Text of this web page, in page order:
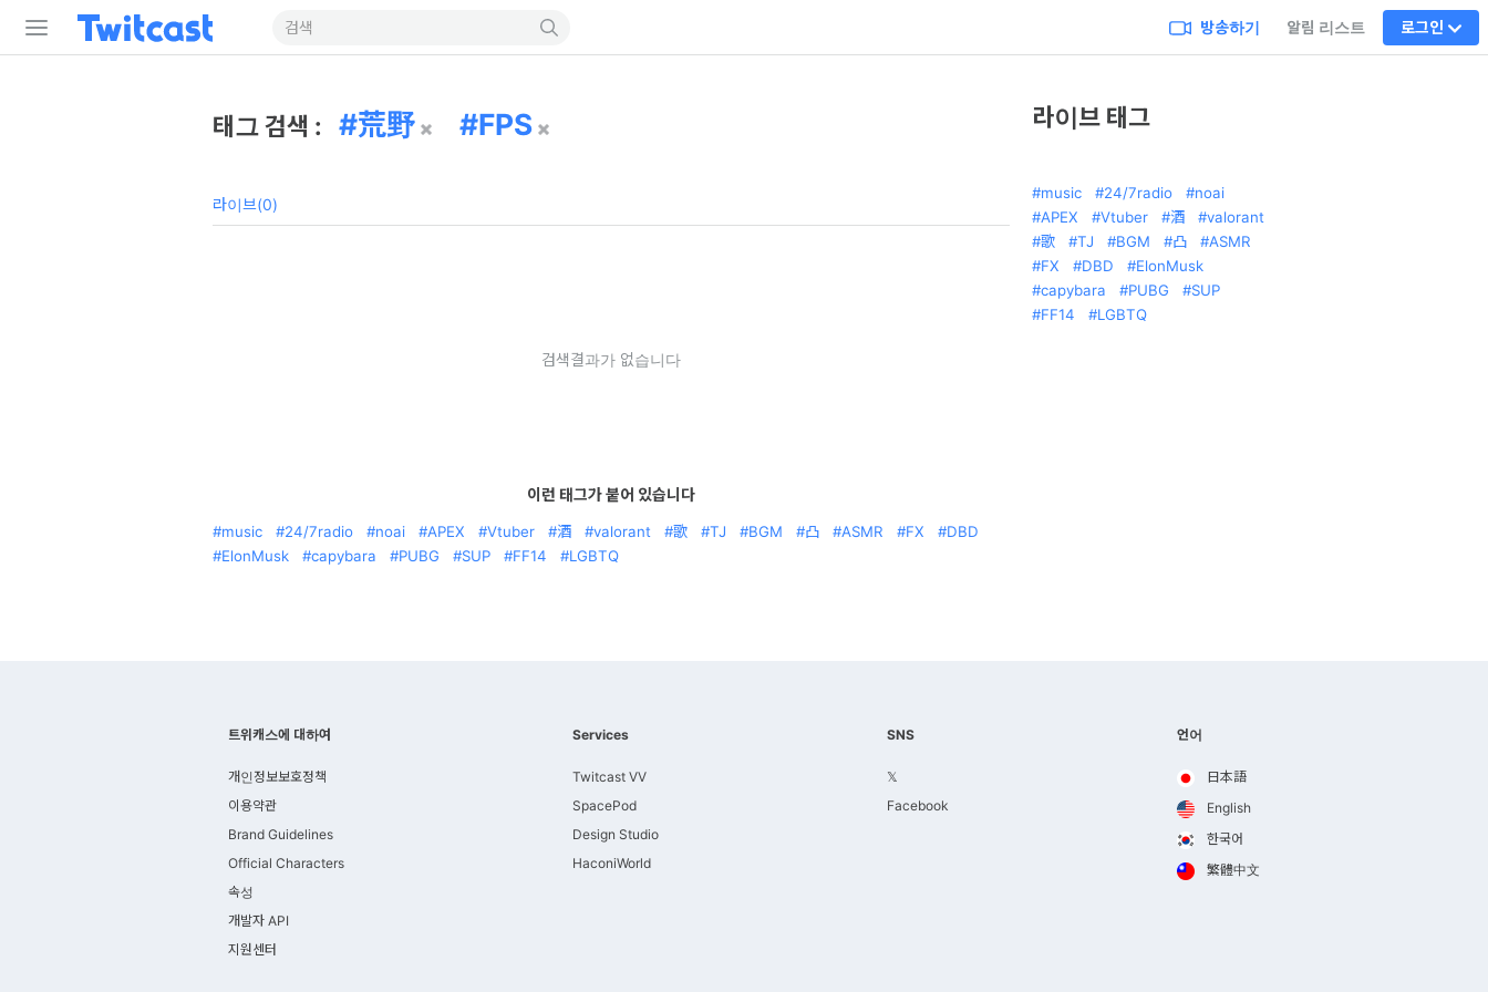
방송하기 알림 리스트 로그인
태그 검색 : 荒野 FPS
라이브(0)
검색결과가 없습니다
이런 태그가 붙어 있습니다
music 24/7radio noai APEX Vtuber 酒 valorant 歌 TJ BGM 凸 ASMR FX
DBD
ElonMusk
capybara PUBG SUP FF14 LGBTQ
라이브 태그
music 24/7radio
noai
APEX
Vtuber 酒
valorant
歌
TJ BGM 凸
ASMR
FX
DBD
ElonMusk
capybara
PUBG
SUP
FF14
LGBTQ
트위캐스에 대하여
개인정보보호정책
이용약관
Brand Guidelines
Official Characters
속성
개발자 API
지원센터
Services
Twitcast VV
SpacePod
Design Studio
HaconiWorld
SNS
𝕏
Facebook
언어
日本語
English
한국어
繁體中文